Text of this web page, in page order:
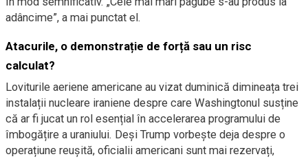
adâncime”, a mai punctat el.
Atacurile, o demonstrație de forță sau un risc
calculat?
Loviturile aeriene americane au vizat duminică dimineața trei
instalații nucleare iraniene despre care Washingtonul susține
că ar fi jucat un rol esențial în accelerarea programului de
îmbogățire a uraniului. Deși Trump vorbește deja despre o
operațiune reușită, oficialii americani sunt mai rezervați,